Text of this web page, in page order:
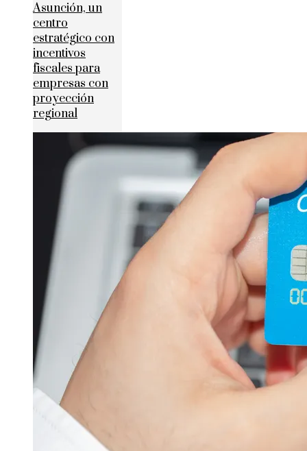
Asunción, un
centro
estratégico con
incentivos
fiscales para
empresas con
proyección
regional